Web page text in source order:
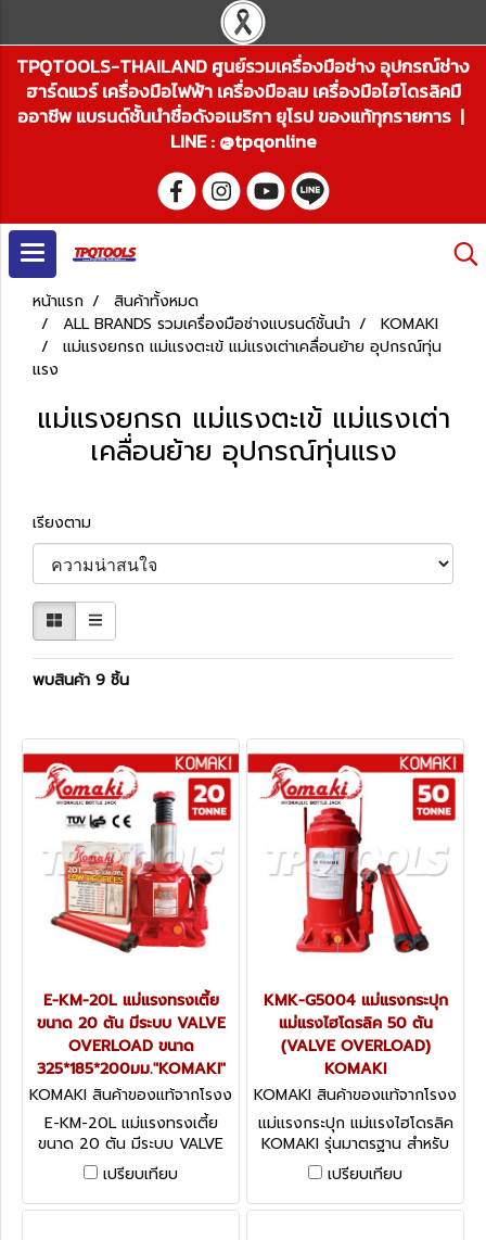
TPQTOOLS-THAILAND ศูนย์รวมเครื่องมือช่าง อุปกรณ์ช่าง
ฮาร์ดแวร์ เครื่องมือไฟฟ้า เครื่องมือลม เครื่องมือไฮโดรลิคมื
ออาชีพ แบรนด์ชั้นนำชื่อดังอเมริกา ยุโรป ของแท้ทุกรายการ |
LINE : @tpqonline
หน้าแรก
สินค้าทั้งหมด
ALL BRANDS รวมเครื่องมือช่างแบรนด์ชั้นนำ
KOMAKI
แม่แรงยกรถ แม่แรงตะเข้ แม่แรงเต่าเคลื่อนย้าย อุปกรณ์ทุ่น
แรง
แม่แรงยกรถ แม่แรงตะเข้ แม่แรงเต่า
เคลื่อนย้าย อุปกรณ์ทุ่นแรง
เรียงตาม
พบสินค้า 9 ชิ้น
E-KM-20L แม่แรงทรงเตี้ย
ขนาด 20 ตัน มีระบบ VALVE
OVERLOAD ขนาด
325*185*200มม."KOMAKI"
KOMAKI สินค้าของแท้จากโรงง
านผู้ผลิต E-KM-20L
E-KM-20L แม่แรงทรงเตี้ย
ขนาด 20 ตัน มีระบบ VALVE
OVERLOAD ขนาด
325*185*200มม."KOMAKI"
เปรียบเทียบ
KMK-G5004 แม่แรงกระปุก
แม่แรงไฮโดรลิค 50 ตัน
(VALVE OVERLOAD)
KOMAKI
KOMAKI สินค้าของแท้จากโรงง
านผู้ผลิต KMK-G5004
แม่แรงกระปุก แม่แรงไฮโดรลิค
KOMAKI รุ่นมาตรฐาน สำหรับ
งานอุตสาหกรรมทั่วไป
เปรียบเทียบ